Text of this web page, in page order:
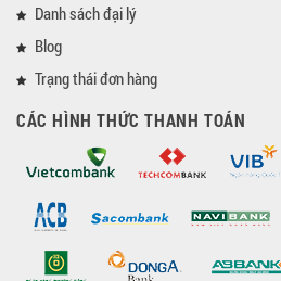
Danh sách đại lý
Blog
Trạng thái đơn hàng
CÁC HÌNH THỨC THANH TOÁN